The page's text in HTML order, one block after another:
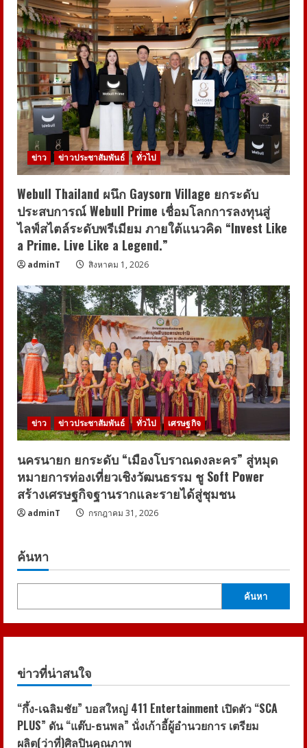
ข่าว ข่าวประชาสัมพันธ์ ทั่วไป
Webull Thailand ผนึก Gaysorn Village ยกระดับ
ประสบการณ์ Webull Prime เชื่อมโลกการลงทุนสู่
ไลฟ์สไตล์ระดับพรีเมียม ภายใต้แนวคิด “Invest Like
a Prime. Live Like a Legend.”
adminT สิงหาคม 1, 2026
ข่าว ข่าวประชาสัมพันธ์ ทั่วไป เศรษฐกิจ
นครนายก ยกระดับ “เมืองโบราณดงละคร” สู่หมุด
หมายการท่องเที่ยวเชิงวัฒนธรรม ชู Soft Power
สร้างเศรษฐกิจฐานรากและรายได้สู่ชุมชน
adminT กรกฎาคม 31, 2026
ค้นหา
ค้นหา
ข่าวที่น่าสนใจ
“กึ้ง-เฉลิมชัย” บอสใหญ่ 411 Entertainment เปิดตัว “SCA
PLUS” ดัน “แต๊บ-ธนพล” นั่งเก้าอี้ผู้อำนวยการ เตรียม
ผลิต(ว่าที่)ศิลปินคุณภาพ